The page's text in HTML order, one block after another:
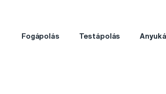
Fogápolás Testápolás